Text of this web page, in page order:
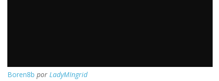
Boren8b por LadyMIngrid